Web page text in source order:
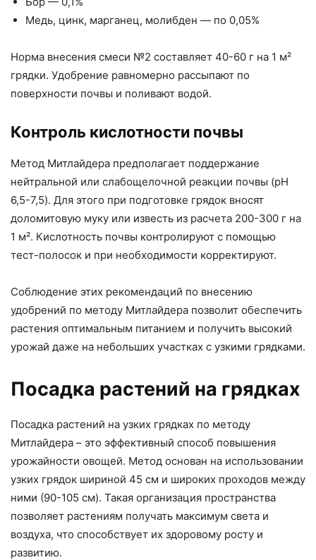
Медь, цинк, марганец, молибден — по 0,05%
Норма внесения смеси №2 составляет 40-60 г на 1 м²
грядки. Удобрение равномерно рассыпают по
поверхности почвы и поливают водой.
Контроль кислотности почвы
Метод Митлайдера предполагает поддержание
нейтральной или слабощелочной реакции почвы (pH
6,5-7,5). Для этого при подготовке грядок вносят
доломитовую муку или известь из расчета 200-300 г на
1 м². Кислотность почвы контролируют с помощью
тест-полосок и при необходимости корректируют.
Соблюдение этих рекомендаций по внесению
удобрений по методу Митлайдера позволит обеспечить
растения оптимальным питанием и получить высокий
урожай даже на небольших участках с узкими грядками.
Посадка растений на грядках
Посадка растений на узких грядках по методу
Митлайдера – это эффективный способ повышения
урожайности овощей. Метод основан на использовании
узких грядок шириной 45 см и широких проходов между
ними (90-105 см). Такая организация пространства
позволяет растениям получать максимум света и
воздуха, что способствует их здоровому росту и
развитию.